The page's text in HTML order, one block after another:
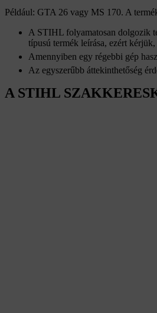
Például: GTA 26 vagy MS 170. A
A STIHL folyamatosan dolgozik
típusú termék leírása, ezért
Amennyiben egy régebbi gép
Az egyszerűbb áttekinthetőség
A STIHL